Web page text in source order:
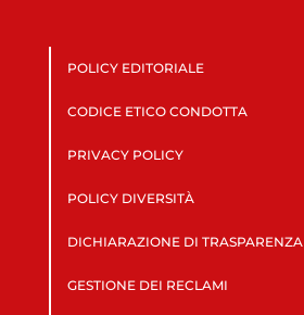
POLICY EDITORIALE
CODICE ETICO CONDOTTA
PRIVACY POLICY
POLICY DIVERSITÀ
DICHIARAZIONE DI TRASPARENZA
GESTIONE DEI RECLAMI